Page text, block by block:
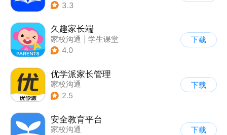
3.3
久趣家长端
家校沟通
学生课堂
4.0
下载
优学派家长管理
家校沟通
2.5
下载
安全教育平台
家校沟通
下载